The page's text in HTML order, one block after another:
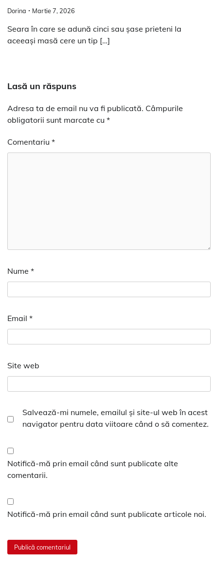
Dorina Martie 7, 2026
Seara în care se adună cinci sau șase prieteni la
aceeași masă cere un tip […]
Lasă un răspuns
Adresa ta de email nu va fi publicată. Câmpurile
obligatorii sunt marcate cu *
Comentariu *
Nume *
Email *
Site web
Salvează-mi numele, emailul și site-ul web în acest
navigator pentru data viitoare când o să comentez.
Notifică-mă prin email când sunt publicate alte
comentarii.
Notifică-mă prin email când sunt publicate articole noi.